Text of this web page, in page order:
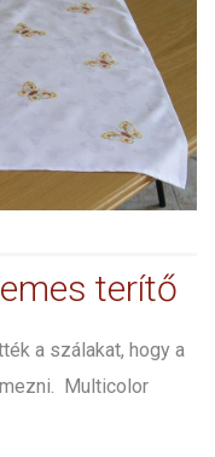
terítő
a szálakat, hogy a
Multicolor